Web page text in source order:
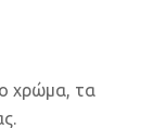
χρώμα, τα